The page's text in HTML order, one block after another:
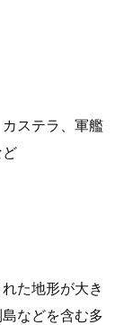
ステラ、軍艦
た地形が大き
などを含む多